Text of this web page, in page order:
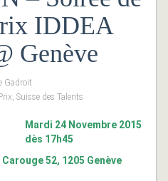
IDDEA
Genève
Gadroit
Prix, Suisse des Talents
Mardi 24 Novembre 2015
dès 17h45
52, 1205 Genève